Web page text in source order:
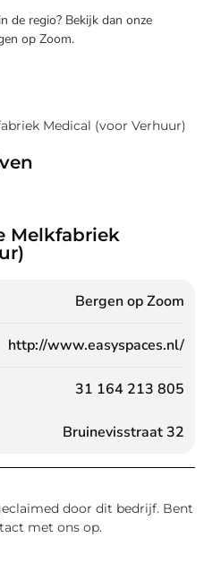
de regio? Bekijk dan onze
op Zoom.
Medical (voor Verhuur)
Melkfabriek
Bergen op Zoom
http://www.easyspaces.nl/
31 164 213 805
Bruinevisstraat 32
door dit bedrijf. Bent
met ons op.